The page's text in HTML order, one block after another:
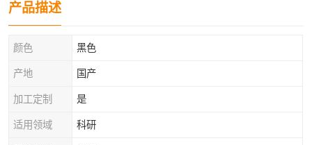
产品描述
颜色 黑色
产地 国产
加工定制 是
适用领域 科研